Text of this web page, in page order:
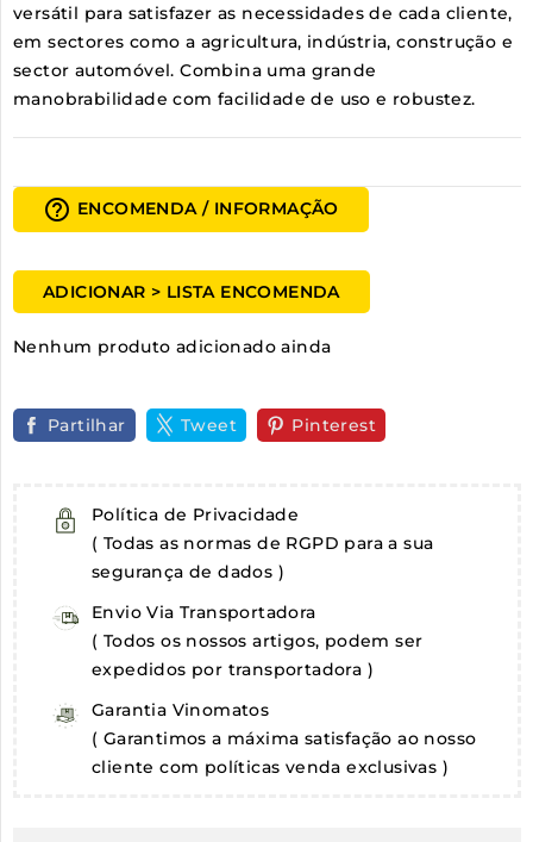
versátil para satisfazer as necessidades de cada cliente,
em sectores como a agricultura, indústria, construção e
sector automóvel. Combina uma grande
manobrabilidade com facilidade de uso e robustez.
help_outline ENCOMENDA / INFORMAÇÃO
ADICIONAR > LISTA ENCOMENDA
Nenhum produto adicionado ainda
Partilhar Tweet Pinterest
Política de Privacidade
( Todas as normas de RGPD para a sua
segurança de dados )
Envio Via Transportadora
( Todos os nossos artigos, podem ser
expedidos por transportadora )
Garantia Vinomatos
( Garantimos a máxima satisfação ao nosso
cliente com políticas venda exclusivas )